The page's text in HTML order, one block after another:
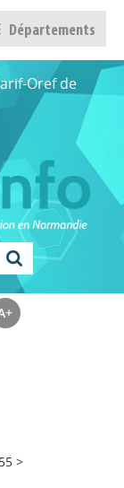
Départements
Oref de
>